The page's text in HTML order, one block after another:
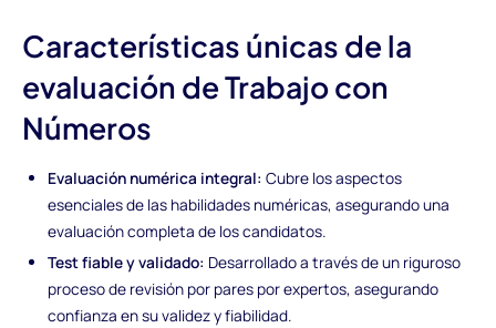
Características únicas de la
evaluación de Trabajo con
Números
Evaluación numérica integral: Cubre los aspectos
esenciales de las habilidades numéricas, asegurando una
evaluación completa de los candidatos.
Test fiable y validado: Desarrollado a través de un riguroso
proceso de revisión por pares por expertos, asegurando
confianza en su validez y fiabilidad.